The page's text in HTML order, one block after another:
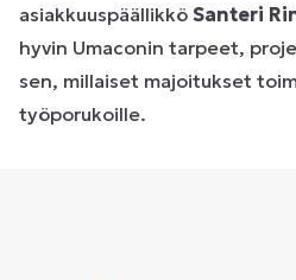
asiakkuuspäällikkö Santeri
hyvin Umaconin tarpeet,
sen, millaiset majoitukset
työporukoille.